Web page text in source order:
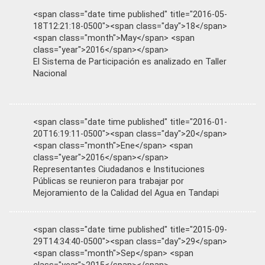
<span class="date time published" title="2016-05-
18T12:21:18-0500"><span class="day">18</span>
<span class="month">May</span> <span
class="year">2016</span></span>
El Sistema de Participación es analizado en Taller
Nacional
<span class="date time published" title="2016-01-
20T16:19:11-0500"><span class="day">20</span>
<span class="month">Ene</span> <span
class="year">2016</span></span>
Representantes Ciudadanos e Instituciones
Públicas se reunieron para trabajar por
Mejoramiento de la Calidad del Agua en Tandapi
<span class="date time published" title="2015-09-
29T14:34:40-0500"><span class="day">29</span>
<span class="month">Sep</span> <span